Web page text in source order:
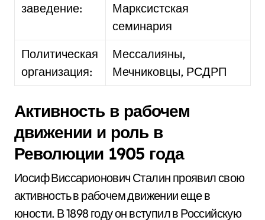
заведение:
Марксистская
семинария
Политическая
организация:
Мессалияны,
Мечниковцы, РСДРП
Активность в рабочем
движении и роль в
Революции 1905 года
Иосиф Виссарионович Сталин проявил свою
активность в рабочем движении еще в
юности. В 1898 году он вступил в Российскую